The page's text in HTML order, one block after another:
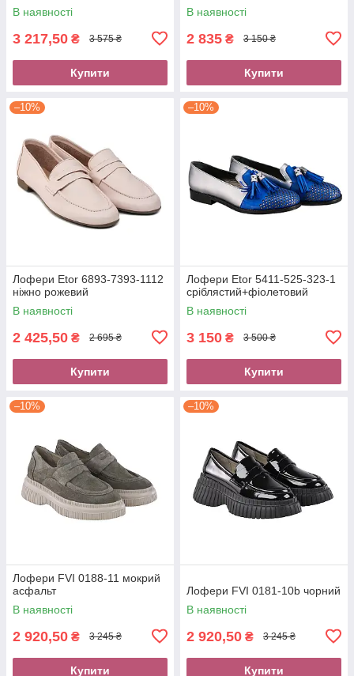
В наявності
3 217,50 ₴ 3 575 ₴
Купити
В наявності
2 835 ₴ 3 150 ₴
Купити
–10%
Лофери Etor 6893-7393-1112
ніжно рожевий
В наявності
2 425,50 ₴ 2 695 ₴
Купити
–10%
Лофери Etor 5411-525-323-1
сріблястий+фіолетовий
В наявності
3 150 ₴ 3 500 ₴
Купити
–10%
Лофери FVI 0188-11 мокрий
асфальт
В наявності
2 920,50 ₴ 3 245 ₴
Купити
–10%
Лофери FVI 0181-10b чорний
В наявності
2 920,50 ₴ 3 245 ₴
Купити